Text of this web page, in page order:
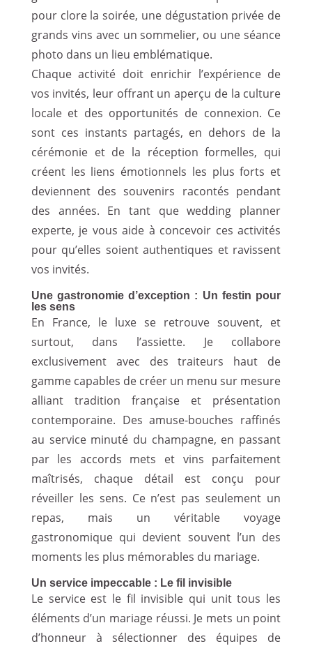
pour clore la soirée, une dégustation privée de
grands vins avec un sommelier, ou une séance
photo dans un lieu emblématique.
Chaque activité doit enrichir l’expérience de
vos invités, leur offrant un aperçu de la culture
locale et des opportunités de connexion. Ce
sont ces instants partagés, en dehors de la
cérémonie et de la réception formelles, qui
créent les liens émotionnels les plus forts et
deviennent des souvenirs racontés pendant
des années. En tant que wedding planner
experte, je vous aide à concevoir ces activités
pour qu’elles soient authentiques et ravissent
vos invités.
Une gastronomie d’exception : Un festin pour
les sens
En France, le luxe se retrouve souvent, et
surtout, dans l’assiette. Je collabore
exclusivement avec des traiteurs haut de
gamme capables de créer un menu sur mesure
alliant tradition française et présentation
contemporaine. Des amuse-bouches raffinés
au service minuté du champagne, en passant
par les accords mets et vins parfaitement
maîtrisés, chaque détail est conçu pour
réveiller les sens. Ce n’est pas seulement un
repas, mais un véritable voyage
gastronomique qui devient souvent l’un des
moments les plus mémorables du mariage.
Un service impeccable : Le fil invisible
Le service est le fil invisible qui unit tous les
éléments d’un mariage réussi. Je mets un point
d’honneur à sélectionner des équipes de